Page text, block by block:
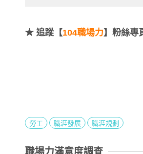
★ 追蹤【104職場力】粉絲專
勞工 職涯發展 職涯規劃
職場力滿意度調查